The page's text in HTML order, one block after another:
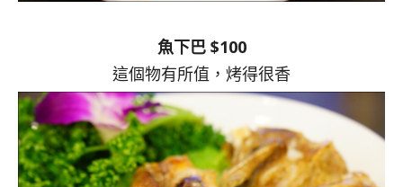
魚下巴 $100
這個物有所值，烤得很香